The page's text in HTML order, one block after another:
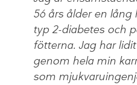
56 års ålder en
typ 2-diabetes och
fötterna. Jag har
genom hela min
som